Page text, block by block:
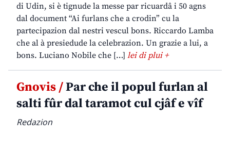
di Udin, si è tignude la messe par ricuardâ i 50 agns
dal document “Ai furlans che a crodin” cu la
partecipazion dal nestri vescul bons. Riccardo Lamba
che al à presiedude la celebrazion. Un grazie a lui, a
bons. Luciano Nobile che […] lei di plui +
Gnovis /Par che il popul furlan al
salti fûr dal taramot cul cjâf e vîf
Redazion